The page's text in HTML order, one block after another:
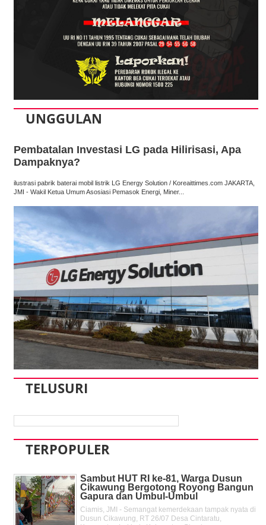
UNGGULAN
Pembatalan Investasi LG pada Hilirisasi, Apa
Dampaknya?
ilustrasi pabrik baterai mobil listrik LG Energy Solution / Koreaittimes.com JAKARTA,
JMI - Wakil Ketua Umum Asosiasi Pemasok Energi, Miner...
TELUSURI
TERPOPULER
Sambut HUT RI ke-81, Warga Dusun
Cikawung Bergotong Royong Bangun
Gapura dan Umbul-Umbul
Ciamis, JMI - Semangat kemerdekaan tampak nyata di
Dusun Cikawung, RT 26/07 Desa Cintaratu,